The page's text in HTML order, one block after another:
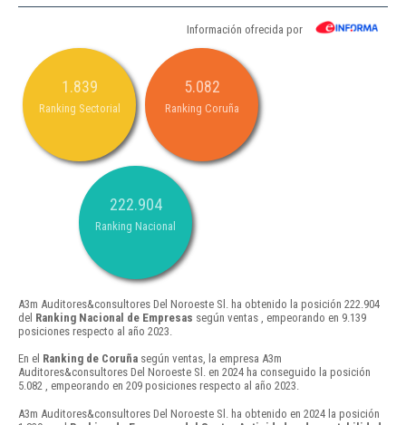
Información ofrecida por
1.839
Ranking Sectorial
5.082
Ranking Coruña
222.904
Ranking Nacional
A3m Auditores&consultores Del Noroeste Sl. ha obtenido la posición 222.904
del Ranking Nacional de Empresas según ventas , empeorando en 9.139
posiciones respecto al año 2023.
En el Ranking de Coruña según ventas, la empresa A3m
Auditores&consultores Del Noroeste Sl. en 2024 ha conseguido la posición
5.082 , empeorando en 209 posiciones respecto al año 2023.
A3m Auditores&consultores Del Noroeste Sl. ha obtenido en 2024 la posición